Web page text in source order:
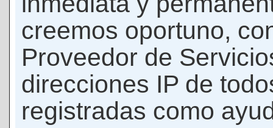
creemos oportuno,
Proveedor de
direcciones IP de
registradas como